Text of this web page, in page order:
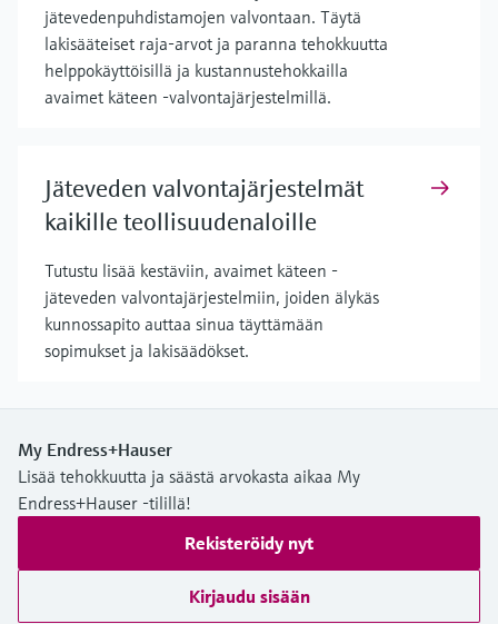
jätevedenpuhdistamojen valvontaan. Täytä
lakisääteiset raja-arvot ja paranna tehokkuutta
helppokäyttöisillä ja kustannustehokkailla
avaimet käteen -valvontajärjestelmillä.
Jäteveden valvontajärjestelmät
kaikille teollisuudenaloille
Tutustu lisää kestäviin, avaimet käteen -
jäteveden valvontajärjestelmiin, joiden älykäs
kunnossapito auttaa sinua täyttämään
sopimukset ja lakisäädökset.
My Endress+Hauser
Lisää tehokkuutta ja säästä arvokasta aikaa My
Endress+Hauser -tilillä!
Rekisteröidy nyt
Kirjaudu sisään